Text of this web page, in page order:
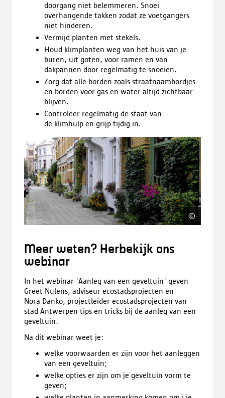
doorgang niet belemmeren. Snoei
overhangende takken zodat ze voetgangers
niet hinderen.
Vermijd planten met stekels.
Houd klimplanten weg van het huis van je
buren, uit goten, voor ramen en van
dakpannen door regelmatig te snoeien.
Zorg dat alle borden zoals straatnaambordjes
en borden voor gas en water altijd zichtbaar
blijven.
Controleer regelmatig de staat van
de klimhulp en grijp tijdig in.
©
Meer weten? Herbekijk ons
webinar
In het webinar 'Aanleg van een geveltuin' geven
Greet Nulens, adviseur ecostadsprojecten en
Nora Danko, projectleider ecostadsprojecten van
stad Antwerpen tips en tricks bij de aanleg van een
geveltuin.
Na dit webinar weet je:
welke voorwaarden er zijn voor het aanleggen
van een geveltuin;
welke opties er zijn om je geveltuin vorm te
geven;